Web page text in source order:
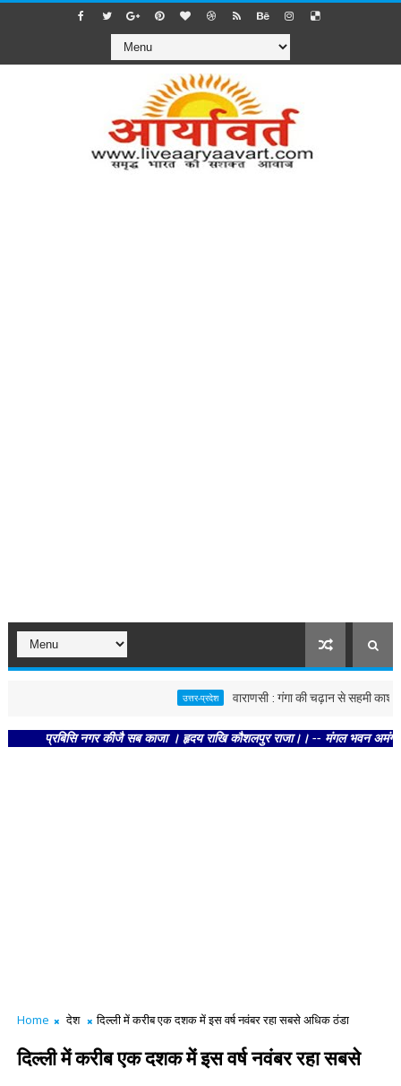
उत्तर-प्रदेश वाराणसी : गंगा की चढ़ान से सहमी काशी : छूने
प्रबिसि नगर कीजै सब काजा । हृदय राखि कौशलपुर राजा।। -- मंगल भवन अमंगल
Home देश दिल्ली में करीब एक दशक में इस वर्ष नवंबर रहा सबसे अधिक ठंडा
दिल्ली में करीब एक दशक में इस वर्ष नवंबर रहा सबसे